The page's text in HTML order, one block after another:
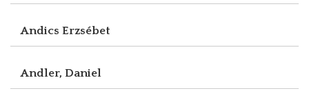
Andics Erzsébet
Andler, Daniel